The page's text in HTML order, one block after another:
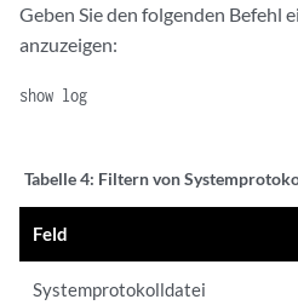
Geben Sie den folgenden Befehl
anzuzeigen:
show log
Tabelle 4: Filtern von
Feld
Systemprotokolldatei